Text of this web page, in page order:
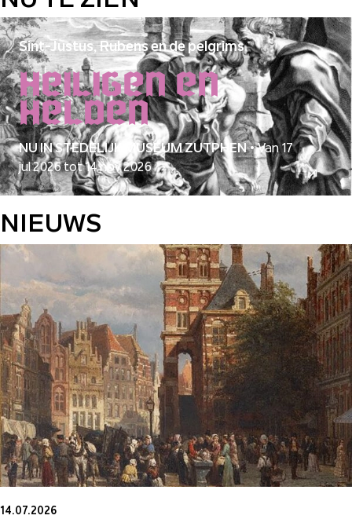
Sint-Justus, Rubens en de pelgrims
Heiligen en
helden
NU IN STEDELIJK MUSEUM ZUTPHEN•Van 17
jul 2026 tot 14 nov 2026
NIEUWS
14.07.2026